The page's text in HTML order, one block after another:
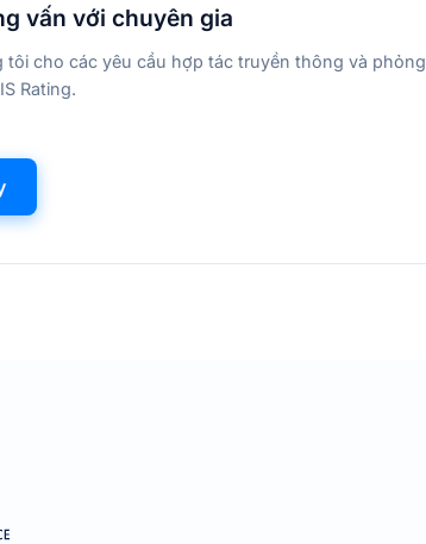
vấn với chuyên gia
tôi cho các yêu cầu hợp tác truyền thông và phỏng
Rating.